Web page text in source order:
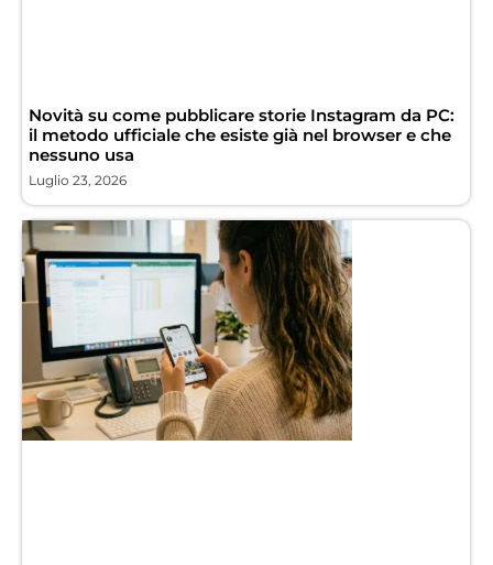
Novità su come pubblicare storie Instagram da PC:
il metodo ufficiale che esiste già nel browser e che
nessuno usa
Luglio 23, 2026